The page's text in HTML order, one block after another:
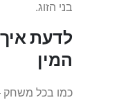
בני הזוג.
לדעת
המין
כמו בכל משחק